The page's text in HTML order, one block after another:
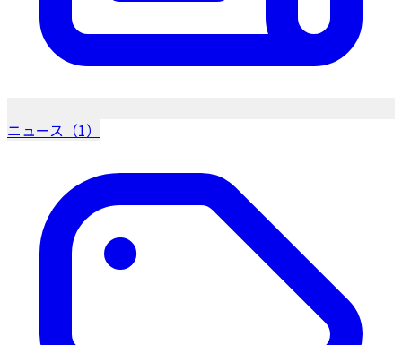
ニュース（1）